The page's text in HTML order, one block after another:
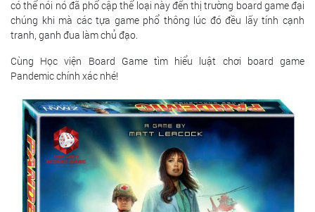
có thể nói nó đã phổ cập thể loại này đến thị trường board game đại
chúng khi mà các tựa game phổ thông lúc đó đều lấy tính cạnh
tranh, ganh đua làm chủ đạo.
Cùng Học viện Board Game tìm hiểu luật chơi board game
Pandemic chính xác nhé!